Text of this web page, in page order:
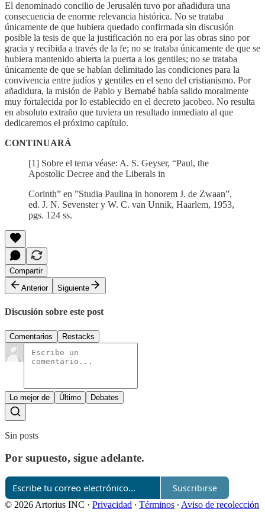
El denominado concilio de Jerusalén tuvo por añadidura una
consecuencia de enorme relevancia histórica. No se trataba
únicamente de que hubiera quedado confirmada sin discusión
posible la tesis de que la justificación no era por las obras sino por
gracia y recibida a través de la fe; no se trataba únicamente de que se
hubiera mantenido abierta la puerta a los gentiles; no se trataba
únicamente de que se habían delimitado las condiciones para la
convivencia entre judíos y gentiles en el seno del cristianismo. Por
añadidura, la misión de Pablo y Bernabé había salido moralmente
muy fortalecida por lo establecido en el decreto jacobeo. No resulta
en absoluto extraño que tuviera un resultado inmediato al que
dedicaremos el próximo capítulo.
CONTINUARÁ
[1] Sobre el tema véase: A. S. Geyser, “Paul, the
Apostolic Decree and the Liberals in
Corinth” en ”Studia Paulina in honorem J. de Zwaan”,
ed. J. N. Sevenster y W. C. van Unnik, Haarlem, 1953,
pgs. 124 ss.
Compartir
Anterior
Siguiente
Discusión sobre este post
Comentarios Restacks
Lo mejor de Último Debates
Sin posts
Por supuesto, sigue adelante.
Suscribirse
© 2026 Artorius INC · Privacidad ∙ Términos ∙ Aviso de recolección